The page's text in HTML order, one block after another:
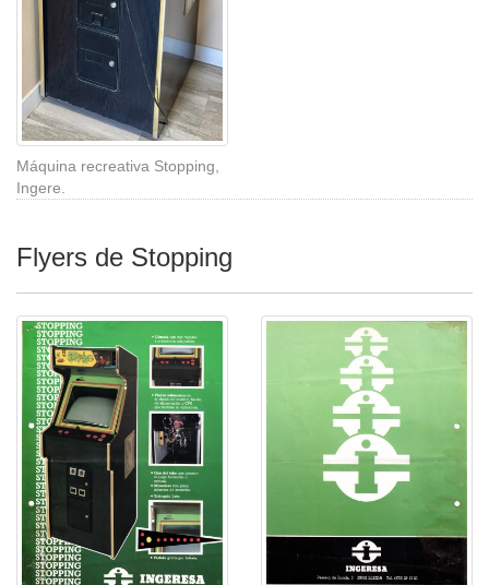
Máquina recreativa Stopping,
Ingere.
Flyers de Stopping